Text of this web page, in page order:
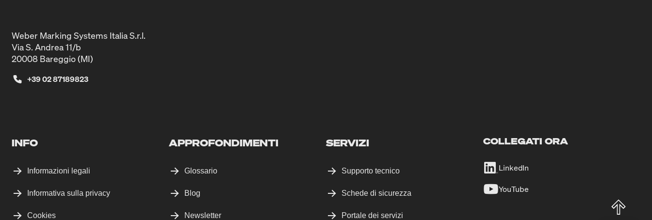
Weber Marking Systems Italia S.r.l.
Via S. Andrea 11/b
20008 Bareggio (MI)
+39 02 87189823
INFO
Informazioni legali
Informativa sulla privacy
Cookies
APPROFONDIMENTI
Glossario
Blog
Newsletter
SERVIZI
Supporto tecnico
Schede di sicurezza
Portale dei servizi
COLLEGATI ORA
LinkedIn
YouTube